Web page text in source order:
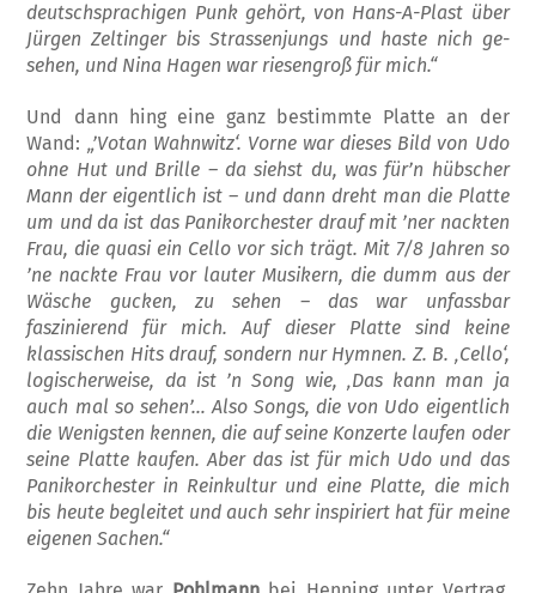
deutschsprachigen Punk gehört, von Hans-A-Plast über
Jürgen Zeltinger bis Strassenjungs und haste nich ge­
sehen, und Nina Hagen war riesengroß für mich.“
Und dann hing eine ganz bestimmte Platte an der
Wand: „’Votan Wahnwitz‘. Vorne war die­ses Bild von Udo
ohne Hut und Brille – da siehst du, was für’n hübscher
Mann der ei­gentlich ist – und dann dreht man die Platte
um und da ist das Panikorchester drauf mit ’ner nackten
Frau, die quasi ein Cello vor sich trägt. Mit 7/8 Jahren so
’ne nackte Frau vor lauter Musikern, die dumm aus der
Wäsche gucken, zu sehen – das war unfassbar
faszinierend für mich. Auf dieser Platte sind keine
klassischen Hits drauf, sondern nur Hymnen. Z. B. ‚Cello‘,
logischerweise, da ist ’n Song wie, ‚Das kann man ja
auch mal so sehen’… Also Songs, die von Udo eigentlich
die Wenigsten kennen, die auf seine Konzerte laufen oder
seine Platte kaufen. Aber das ist für mich Udo und das
Panikorchester in Reinkultur und eine Platte, die mich
bis heute begleitet und auch sehr inspiriert hat für meine
eigenen Sachen.“